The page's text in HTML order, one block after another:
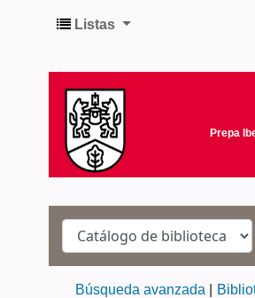
Listas
Prepa
Búsqueda avanzada